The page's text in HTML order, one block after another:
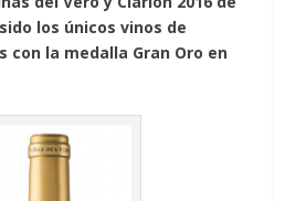
los únicos vinos de
con la medalla Gran Oro en